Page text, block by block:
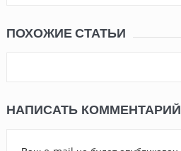
ПОХОЖИЕ СТАТЬИ
НАПИСАТЬ КОММЕНТАРИЙ